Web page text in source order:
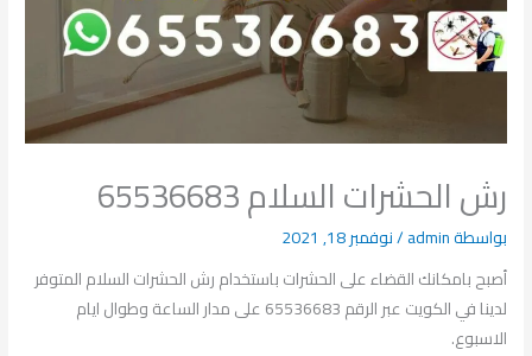
رش الحشرات السلام 65536683
بواسطةadmin
/نوفمبر 18, 2021
أصبح بامكانك القضاء على الحشرات باستخدام رش الحشرات السلام المتوفر
لدينا في الكويت عبر الرقم 65536683 على مدار الساعة وطوال ايام
الاسبوع.